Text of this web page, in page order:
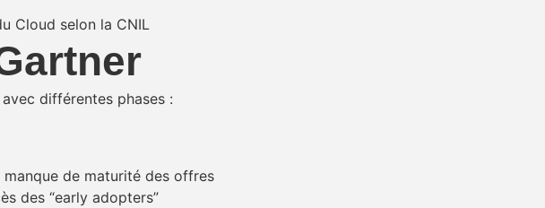
différentes phases :
de maturité des offres
des “early adopters”